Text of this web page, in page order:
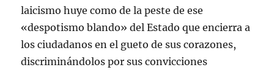
laicismo huye como de la peste de ese
«despotismo blando» del Estado que encierra a
los ciudadanos en el gueto de sus corazones,
discriminándolos por sus convicciones